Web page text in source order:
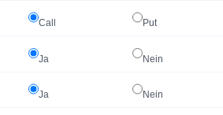
Call Put
Ja Nein
Ja Nein